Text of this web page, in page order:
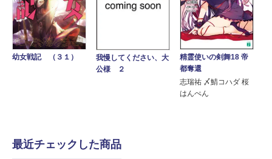
幼女戦記 （３１）
我慢してください、大
公様 ２
精霊使いの剣舞18 帝
都奪還
志瑞祐 〆鯖コハダ 桜
はんぺん
最近チェックした商品